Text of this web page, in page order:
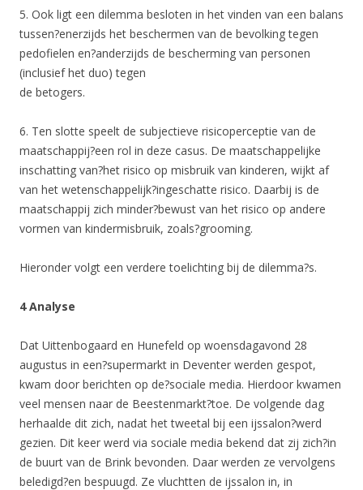
5. Ook ligt een dilemma besloten in het vinden van een balans
tussen?enerzijds het beschermen van de bevolking tegen
pedofielen en?anderzijds de bescherming van personen
(inclusief het duo) tegen
de betogers.
6. Ten slotte speelt de subjectieve risicoperceptie van de
maatschappij?een rol in deze casus. De maatschappelijke
inschatting van?het risico op misbruik van kinderen, wijkt af
van het wetenschappelijk?ingeschatte risico. Daarbij is de
maatschappij zich minder?bewust van het risico op andere
vormen van kindermisbruik, zoals?grooming.
Hieronder volgt een verdere toelichting bij de dilemma?s.
4 Analyse
Dat Uittenbogaard en Hunefeld op woensdagavond 28
augustus in een?supermarkt in Deventer werden gespot,
kwam door berichten op de?sociale media. Hierdoor kwamen
veel mensen naar de Beestenmarkt?toe. De volgende dag
herhaalde dit zich, nadat het tweetal bij een ijssalon?werd
gezien. Dit keer werd via sociale media bekend dat zij zich?in
de buurt van de Brink bevonden. Daar werden ze vervolgens
beledigd?en bespuugd. Ze vluchtten de ijssalon in, in